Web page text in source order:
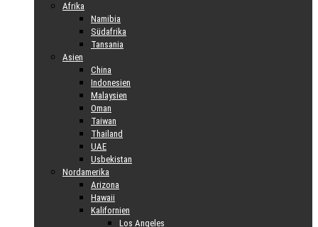
Afrika
Namibia
Südafrika
Tansania
Asien
China
Indonesien
Malaysien
Oman
Taiwan
Thailand
UAE
Usbekistan
Nordamerika
Arizona
Hawaii
Kalifornien
Los Angeles